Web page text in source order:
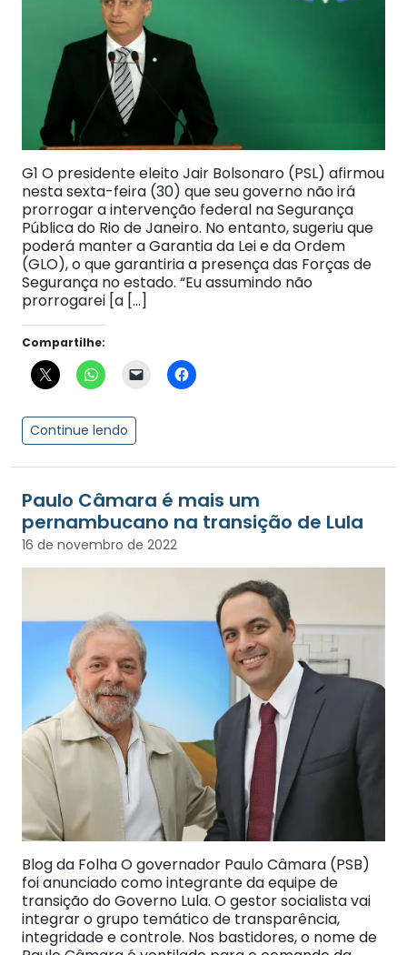
G1 O presidente eleito Jair Bolsonaro (PSL) afirmou
nesta sexta-feira (30) que seu governo não irá
prorrogar a intervenção federal na Segurança
Pública do Rio de Janeiro. No entanto, sugeriu que
poderá manter a Garantia da Lei e da Ordem
(GLO), o que garantiria a presença das Forças de
Segurança no estado. “Eu assumindo não
prorrogarei [a […]
Compartilhe:
Continue lendo
Paulo Câmara é mais um
pernambucano na transição de Lula
16 de novembro de 2022
Blog da Folha O governador Paulo Câmara (PSB)
foi anunciado como integrante da equipe de
transição do Governo Lula. O gestor socialista vai
integrar o grupo temático de transparência,
integridade e controle. Nos bastidores, o nome de